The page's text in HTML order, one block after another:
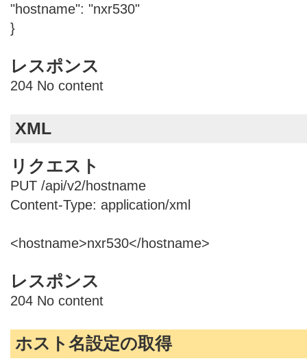
"hostname": "nxr530"
}
レスポンス
204 No content
XML
リクエスト
PUT /api/v2/hostname
Content-Type: application/xml
<hostname>nxr530</hostname>
レスポンス
204 No content
ホスト名設定の取得